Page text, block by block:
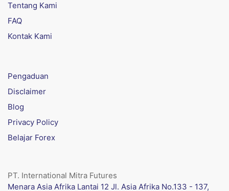
Tentang Kami
FAQ
Kontak Kami
Pengaduan
Disclaimer
Blog
Privacy Policy
Belajar Forex
PT. International Mitra Futures
Menara Asia Afrika Lantai 12 Jl. Asia Afrika No.133 - 137,